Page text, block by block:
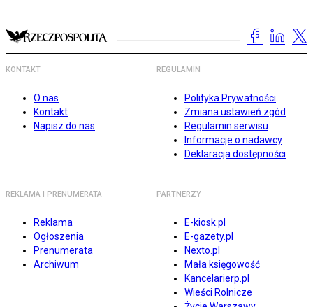
KONTAKT
O nas
Kontakt
Napisz do nas
REGULAMIN
Polityka Prywatności
Zmiana ustawień zgód
Regulamin serwisu
Informacje o nadawcy
Deklaracja dostępności
REKLAMA I PRENUMERATA
Reklama
Ogłoszenia
Prenumerata
Archiwum
PARTNERZY
E-kiosk.pl
E-gazety.pl
Nexto.pl
Mała księgowość
Kancelarierp.pl
Wieści Rolnicze